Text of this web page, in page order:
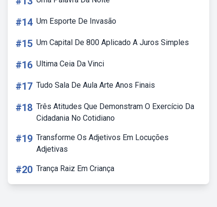
#14 Um Esporte De Invasão
#15 Um Capital De 800 Aplicado A Juros Simples
#16 Ultima Ceia Da Vinci
#17 Tudo Sala De Aula Arte Anos Finais
#18 Três Atitudes Que Demonstram O Exercício Da
Cidadania No Cotidiano
#19 Transforme Os Adjetivos Em Locuções
Adjetivas
#20 Trança Raiz Em Criança